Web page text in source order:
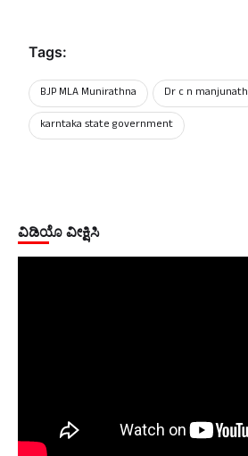
Tags:
BJP MLA Munirathna Dr c n manjunath
karntaka state government
ವಿಡಿಯೊ ವೀಕ್ಷಿಸಿ